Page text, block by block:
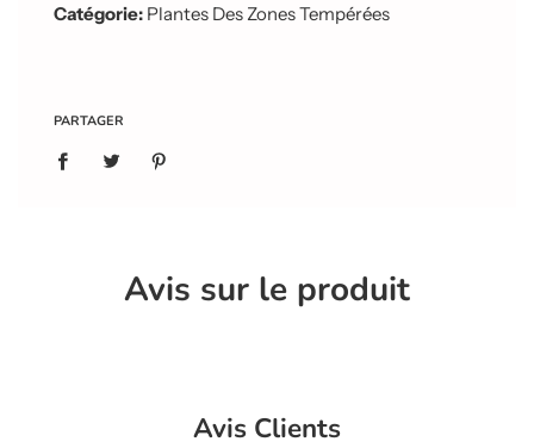
c
.
Catégorie: Plantes Des Zones Tempérées
PARTAGER
Avis sur le produit
Avis Clients